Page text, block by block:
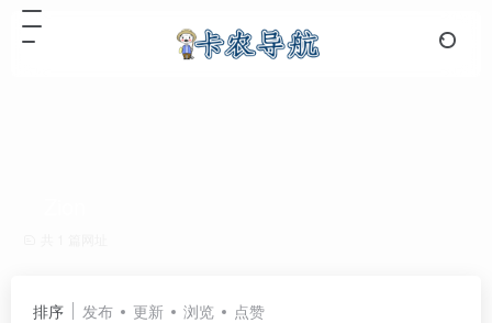
排序 发布 更新 浏览 点赞